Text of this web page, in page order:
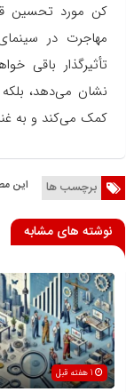
کن مورد تحسین
مهاجرت در
تأثیرگذار باقی
نشان می‌دهد،
کمک می‌کند و به
برچسب ها این
نوشته های مشابه
1 هفته قبل